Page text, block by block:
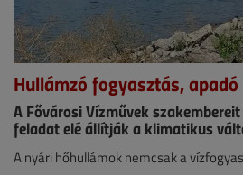
Hullámzó fogyasztás, apadó
A Fővárosi Vízművek
feladat elé állítják a klimatikus
Hírek
A nyári hőhullámok nemcsak a